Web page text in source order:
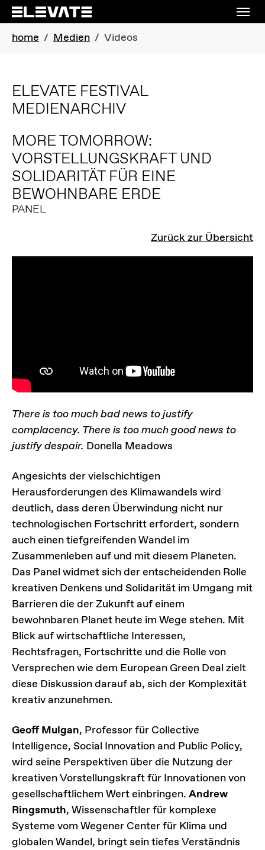
Skip to main navigation
Skip to main content
Skip to page footer
You are here:
home Medien Videos
ELEVATE FESTIVAL
MEDIENARCHIV
MORE TOMORROW:
VORSTELLUNGSKRAFT UND
SOLIDARITÄT FÜR EINE
BEWOHNBARE ERDE
PANEL
Zurück zur Übersicht
There is too much bad news to justify
complacency. There is too much good news to
justify despair. Donella Meadows
Angesichts der vielschichtigen
Herausforderungen des Klimawandels wird
deutlich, dass deren Überwindung nicht nur
technologischen Fortschritt erfordert, sondern
auch einen tiefgreifenden Wandel im
Zusammenleben auf und mit diesem Planeten.
Das Panel widmet sich der entscheidenden Rolle
kreativen Denkens und Solidarität im Umgang mit
Barrieren die der Zukunft auf einem
bewohnbaren Planet heute im Wege stehen. Mit
Blick auf wirtschaftliche Interessen,
Rechtsfragen, Fortschritte und die Rolle von
Versprechen wie dem European Green Deal zielt
diese Diskussion darauf ab, sich der Komplexität
kreativ anzunehmen.
Geoff Mulgan, Professor für Collective
Intelligence, Social Innovation and Public Policy,
wird seine Perspektiven über die Nutzung der
kreativen Vorstellungskraft für Innovationen von
gesellschaftlichem Wert einbringen. Andrew
Ringsmuth, Wissenschaftler für komplexe
Systeme vom Wegener Center für Klima und
globalen Wandel, bringt sein tiefes Verständnis